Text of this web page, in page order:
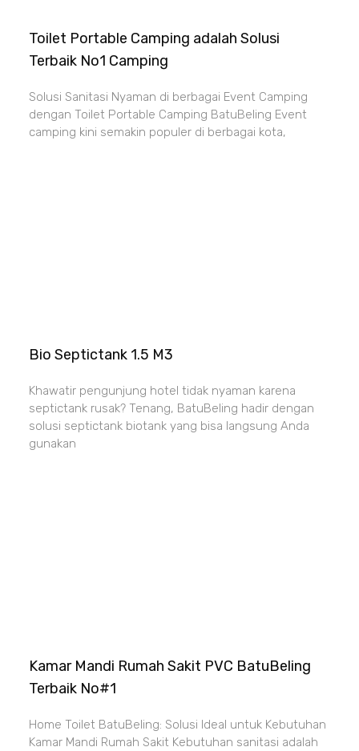
Toilet Portable Camping adalah Solusi
Terbaik No1 Camping
Solusi Sanitasi Nyaman di berbagai Event Camping
dengan Toilet Portable Camping BatuBeling Event
camping kini semakin populer di berbagai kota,
Bio Septictank 1.5 M3
Khawatir pengunjung hotel tidak nyaman karena
septictank rusak? Tenang, BatuBeling hadir dengan
solusi septictank biotank yang bisa langsung Anda
gunakan
Kamar Mandi Rumah Sakit PVC BatuBeling
Terbaik No#1
Home Toilet BatuBeling: Solusi Ideal untuk Kebutuhan
Kamar Mandi Rumah Sakit Kebutuhan sanitasi adalah